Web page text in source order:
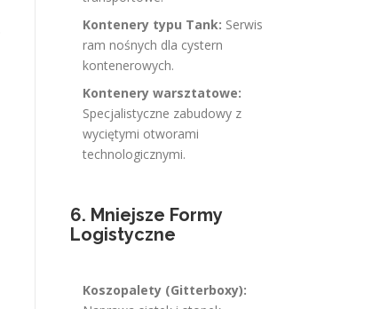
Kontenery typu Tank: Serwis
ram nośnych dla cystern
kontenerowych.
Kontenery warsztatowe:
Specjalistyczne zabudowy z
wyciętymi otworami
technologicznymi.
6. Mniejsze Formy
Logistyczne
Koszopalety (Gitterboxy):